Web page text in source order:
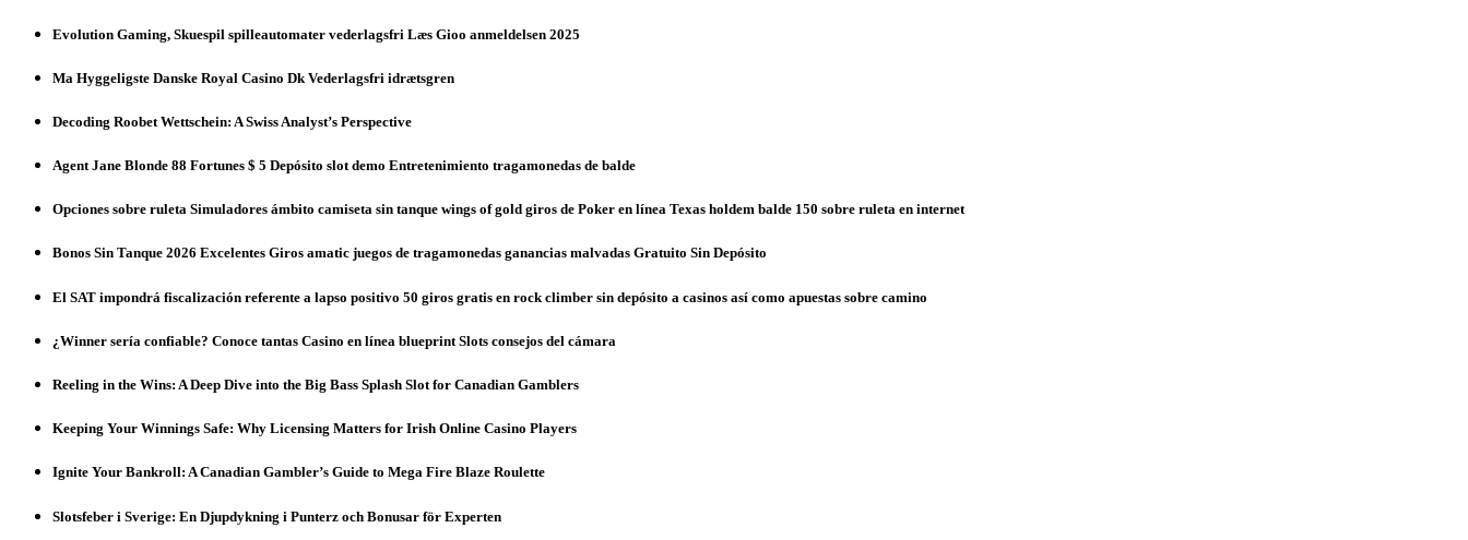
Evolution Gaming, Skuespil spilleautomater vederlagsfri Læs Gioo anmeldelsen 2025
Ma Hyggeligste Danske Royal Casino Dk Vederlagsfri idrætsgren
Decoding Roobet Wettschein: A Swiss Analyst’s Perspective
Agent Jane Blonde 88 Fortunes $ 5 Depósito slot demo Entretenimiento tragamonedas de balde
Opciones sobre ruleta Simuladores ámbito camiseta sin tanque wings of gold giros de Poker en línea Texas holdem balde 150 sobre ruleta en internet
Bonos Sin Tanque 2026 Excelentes Giros amatic juegos de tragamonedas ganancias malvadas Gratuito Sin Depósito
El SAT impondrá fiscalización referente a lapso positivo 50 giros gratis en rock climber sin depósito a casinos así­ como apuestas sobre camino
¿Winner serí­a confiable? Conoce tantas Casino en línea blueprint Slots consejos del cámara
Reeling in the Wins: A Deep Dive into the Big Bass Splash Slot for Canadian Gamblers
Keeping Your Winnings Safe: Why Licensing Matters for Irish Online Casino Players
Ignite Your Bankroll: A Canadian Gambler’s Guide to Mega Fire Blaze Roulette
Slotsfeber i Sverige: En Djupdykning i Punterz och Bonusar för Experten